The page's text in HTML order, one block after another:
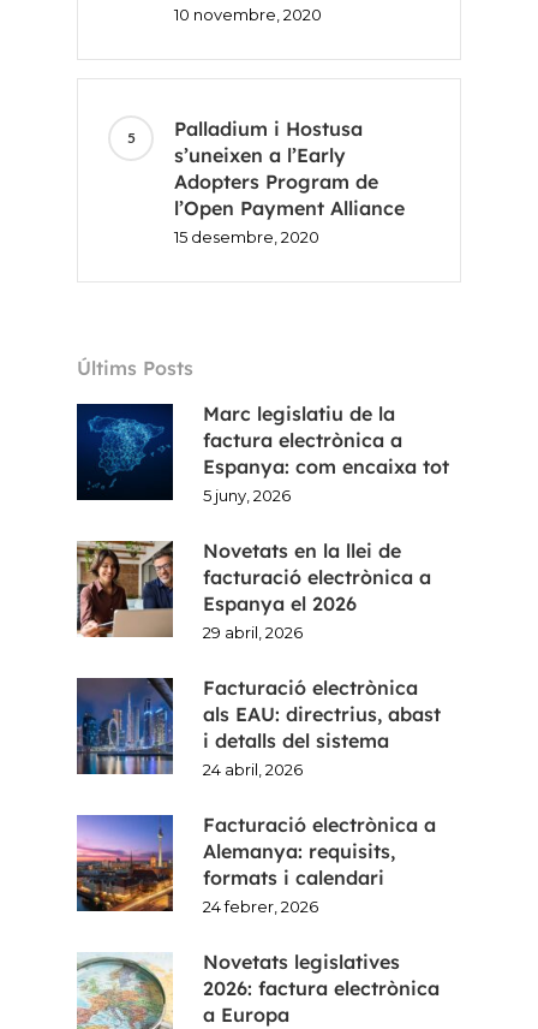
10 novembre, 2020
Palladium i Hostusa
s’uneixen a l’Early
Adopters Program de
l’Open Payment Alliance
15 desembre, 2020
Últims Posts
Marc legislatiu de la
factura electrònica a
Espanya: com encaixa tot
5 juny, 2026
Novetats en la llei de
facturació electrònica a
Espanya el 2026
29 abril, 2026
Facturació electrònica
als EAU: directrius, abast
i detalls del sistema
24 abril, 2026
Facturació electrònica a
Alemanya: requisits,
formats i calendari
24 febrer, 2026
Novetats legislatives
2026: factura electrònica
a Europa